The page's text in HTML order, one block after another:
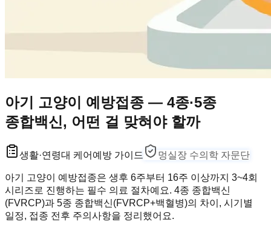
아기 고양이 예방접종 — 4종·5종
종합백신, 어떤 걸 맞혀야 할까
생활·연령대 케어 예방 가이드 멍실장 수의학 자문단
아기 고양이 예방접종은 생후 6주부터 16주 이상까지 3~4회
시리즈로 진행하는 필수 의료 절차예요. 4종 종합백신
(FVRCP)과 5종 종합백신(FVRCP+백혈병)의 차이, 시기별
일정, 접종 전후 주의사항을 정리했어요.